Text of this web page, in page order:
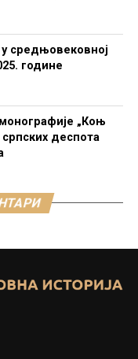
средњовековној
године
„Коњ
деспота